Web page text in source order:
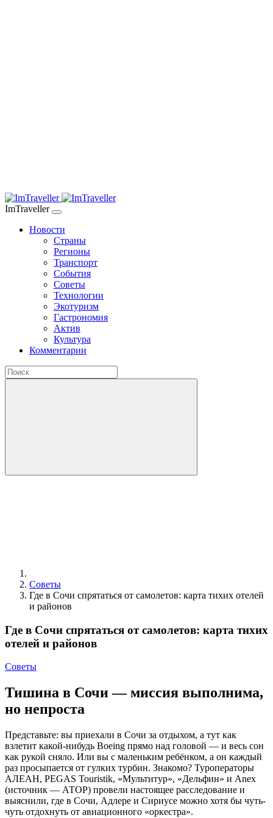
ImTraveller
Новости
Страны
Регионы
Транспорт
События
Советы
Технологии
Экотуризм
Гастрономия
Актив
Культура
Комментарии
Советы
Где в Сочи спрятаться от самолетов: карта тихих отелей
и районов
Где в Сочи спрятаться от самолетов: карта тихих
отелей и районов
Советы
Тишина в Сочи — миссия выполнима,
но непроста
Представьте: вы приехали в Сочи за отдыхом, а тут как
взлетит какой-нибудь Boeing прямо над головой — и весь сон
как рукой сняло. Или вы с маленьким ребёнком, а он каждый
раз просыпается от гулких турбин. Знакомо? Туроператоры
АЛЕАН, PEGAS Touristik, «Мультитур», «Дельфин» и Anex
(источник — АТОР) провели настоящее расследование и
выяснили, где в Сочи, Адлере и Сириусе можно хотя бы чуть-
чуть отдохнуть от авиационного «оркестра».